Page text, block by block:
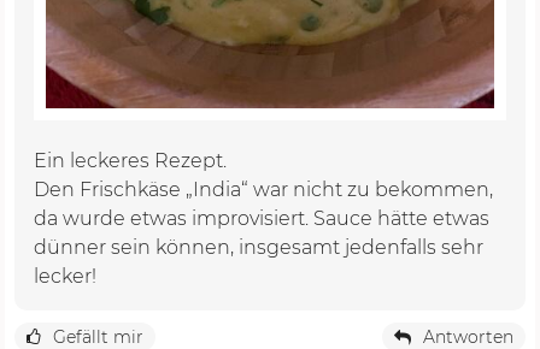
Ein leckeres Rezept.
Den Frischkäse „India“ war nicht zu bekommen,
da wurde etwas improvisiert. Sauce hätte etwas
dünner sein können, insgesamt jedenfalls sehr
lecker!
Gefällt mir Antworten